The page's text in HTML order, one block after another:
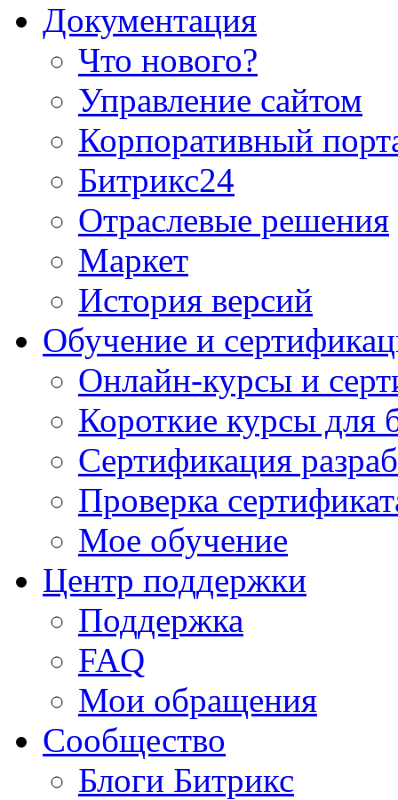
Документация
Что нового?
Управление сайтом
Корпоративный
Битрикс24
Отраслевые решения
Маркет
История версий
Обучение и
Онлайн-курсы и
Короткие курсы для
Сертификация
Проверка
Мое обучение
Центр поддержки
Поддержка
FAQ
Мои обращения
Сообщество
Блоги Битрикс